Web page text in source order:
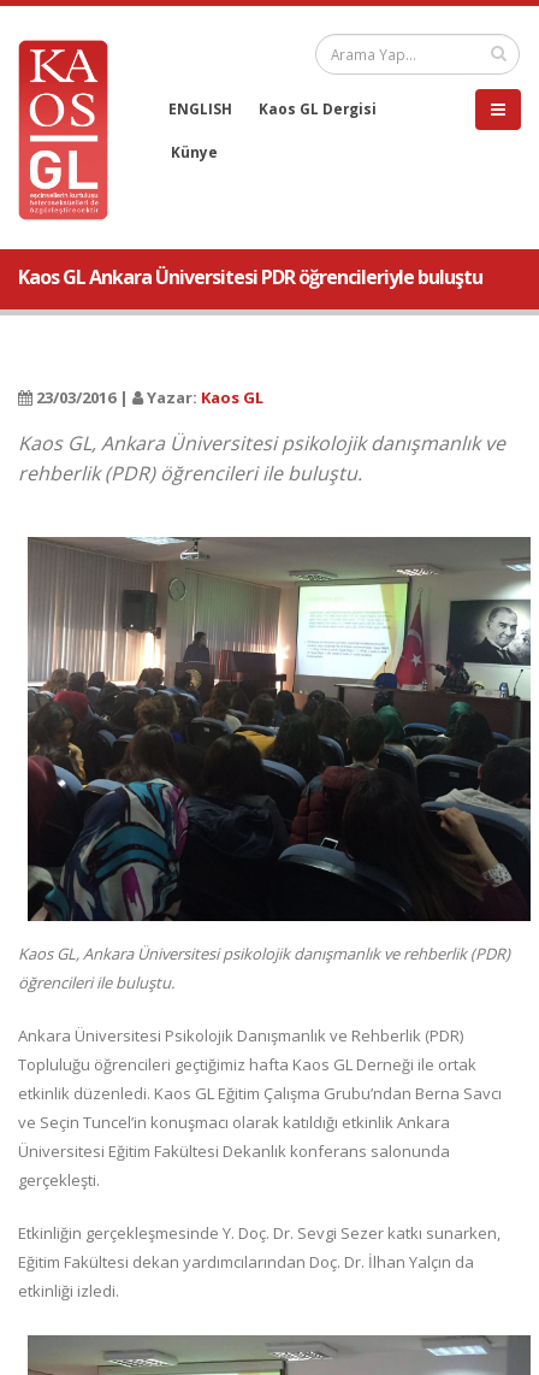
ENGLISH Kaos GL Dergisi
Künye
Kaos GL Ankara Üniversitesi PDR öğrencileriyle buluştu
23/03/2016 | Yazar: Kaos GL
Kaos GL, Ankara Üniversitesi psikolojik danışmanlık ve
rehberlik (PDR) öğrencileri ile buluştu.
Kaos GL, Ankara Üniversitesi psikolojik danışmanlık ve rehberlik (PDR)
öğrencileri ile buluştu.
Ankara Üniversitesi Psikolojik Danışmanlık ve Rehberlik (PDR)
Topluluğu öğrencileri geçtiğimiz hafta Kaos GL Derneği ile ortak
etkinlik düzenledi. Kaos GL Eğitim Çalışma Grubu’ndan Berna Savcı
ve Seçin Tuncel’in konuşmacı olarak katıldığı etkinlik Ankara
Üniversitesi Eğitim Fakültesi Dekanlık konferans salonunda
gerçekleşti.
Etkinliğin gerçekleşmesinde Y. Doç. Dr. Sevgi Sezer katkı sunarken,
Eğitim Fakültesi dekan yardımcılarından Doç. Dr. İlhan Yalçın da
etkinliği izledi.